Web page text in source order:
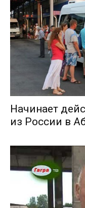
Начинает
из России в